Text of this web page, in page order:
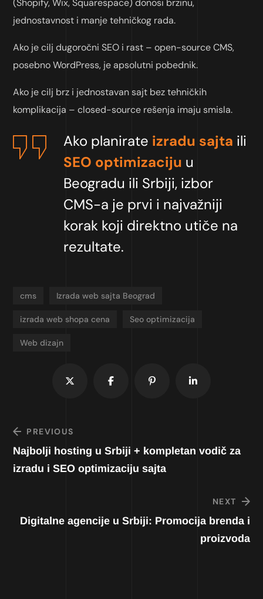
(Shopify, Wix, Squarespace) donosi brzinu,
jednostavnost i manje tehničkog rada.
Ako je cilj dugoročni SEO i rast – open-source CMS,
posebno WordPress, je apsolutni pobednik.
Ako je cilj brz i jednostavan sajt bez tehničkih
komplikacija – closed-source rešenja imaju smisla.
Ako planirate izradu sajta ili
SEO optimizaciju u
Beogradu ili Srbiji, izbor
CMS-a je prvi i najvažniji
korak koji direktno utiče na
rezultate.
cms Izrada web sajta Beograd
izrada web shopa cena Seo optimizacija
Web dizajn
PREVIOUS
Najbolji hosting u Srbiji + kompletan vodič za
izradu i SEO optimizaciju sajta
NEXT
Digitalne agencije u Srbiji: Promocija brenda i
proizvoda